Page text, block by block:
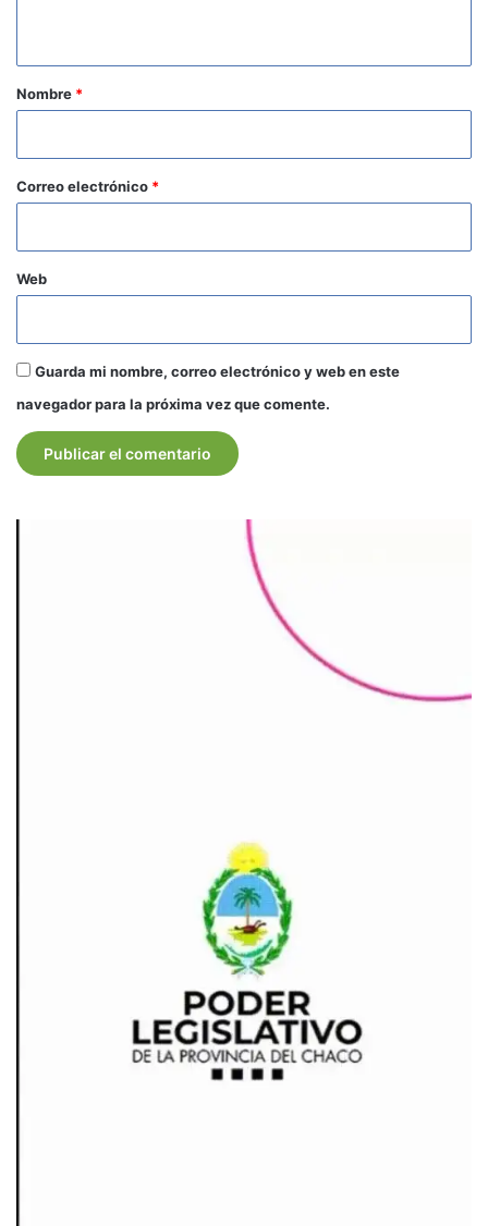
r
o
*
Nombre *
Correo electrónico *
Web
Guarda mi nombre, correo electrónico y web en este
navegador para la próxima vez que comente.